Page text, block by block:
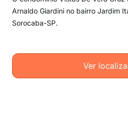
Arnaldo Giardini no bairro Jardim
Sorocaba-SP.
Ver